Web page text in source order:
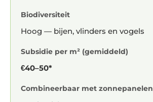
Biodiversiteit
Hoog — bijen, vlinders en vogels
Subsidie per m² (gemiddeld)
€40–50*
Combineerbaar met zonnepanelen